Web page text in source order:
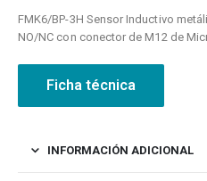
FMK6/BP-3H Sensor Inductivo
NO/NC con conector de M12 de
Ficha técnica
INFORMACIÓN ADICIONAL